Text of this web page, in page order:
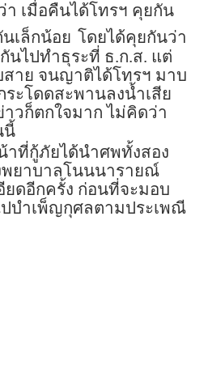
า เมื่อคืนได้โทรฯ คุยกัน
นเล็กน้อย โดยได้คุยกันว่า
นไปทำธุระที่ ธ.ก.ส. แต่
สาย จนญาติได้โทรฯ มาบ
ะโดดสะพานลงน้ำเสีย
วก็ตกใจมาก ไม่คิดว่า
นี้
าที่กู้ภัยได้นำศพทั้งสอง
พยาบาลโนนนารายณ์
ยดอีกครั้ง ก่อนที่จะมอบ
บำเพ็ญกุศลตามประเพณี